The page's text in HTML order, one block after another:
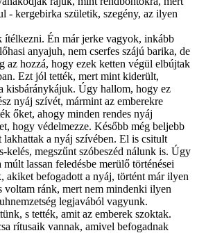
- kergebirka születik, szegény, az ilyen
ítélkezni. Én már jerke vagyok, inkább
anyajuh, nem cserfes szájú barika, de
az hozzá, hogy ezek ketten végül elbújtak
Ezt jól tették, mert mint kiderült,
kisbáránykájuk. Úgy hallom, hogy ez
nyáj szívét, mármint az emberekre
őket, ahogy minden rendes nyáj
hogy védelmezze. Később még beljebb
a nyáj szívében. El is csitult
kelés, megszűnt szóbeszéd nálunk is. Úgy
lassan feledésbe merülő történései
akiket befogadott a nyáj, történt már ilyen
voltam ránk, mert nem mindenki ilyen
legjavából vagyunk.
s tették, amit az emberek szoktak.
rítusaik vannak, amivel befogadnak